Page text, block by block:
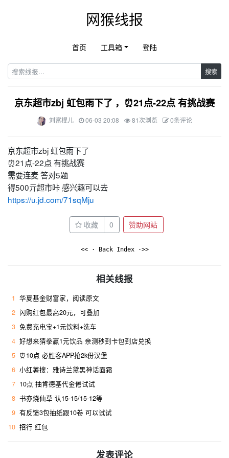
网猴线报
首页 工具箱 登陆
搜索
京东超市zbj 虹包雨下了 ，⏰21点-22点 有挑战赛
刘富棍儿 06-03 20:08 81次浏览 0条评论
京东超市zbj 虹包雨下了
⏰21点-22点 有挑战赛
需要连麦 答对5题
得500亓超市咔 感兴趣可以去
https://u.jd.com/71sqMju
收藏 0 赞助网站
<< · Back Index ·>>
相关线报
1 华夏基金财富家，阅读原文
2 闪购红包最高20元，可叠加
3 免费充电宝+1元饮料+洗车
4 好想来猜拳赢1元饮品 亲测秒到卡包到店兑换
5 ⏰10点 必胜客APP抢2k份汉堡
6 小红薯搜：雅诗兰黛黑神话面霜 ​
7 10点 抽肯德基代金倦试试
8 书亦烧仙草 认15-15/15-12等
9 有反馈3包抽纸跟10卷 可以试试
10 招行 红包
发表评论